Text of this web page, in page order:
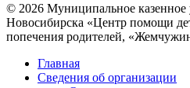
© 2026 Муниципальное казенное
Новосибирска «Центр помощи
попечения родителей,
Главная
Сведения об организации